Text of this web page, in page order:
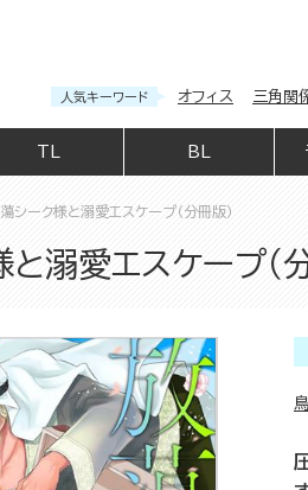
人気キーワード オフィス 三角関
BL
シーク様と溺愛エスケープ（分冊版）
溺愛エスケープ（